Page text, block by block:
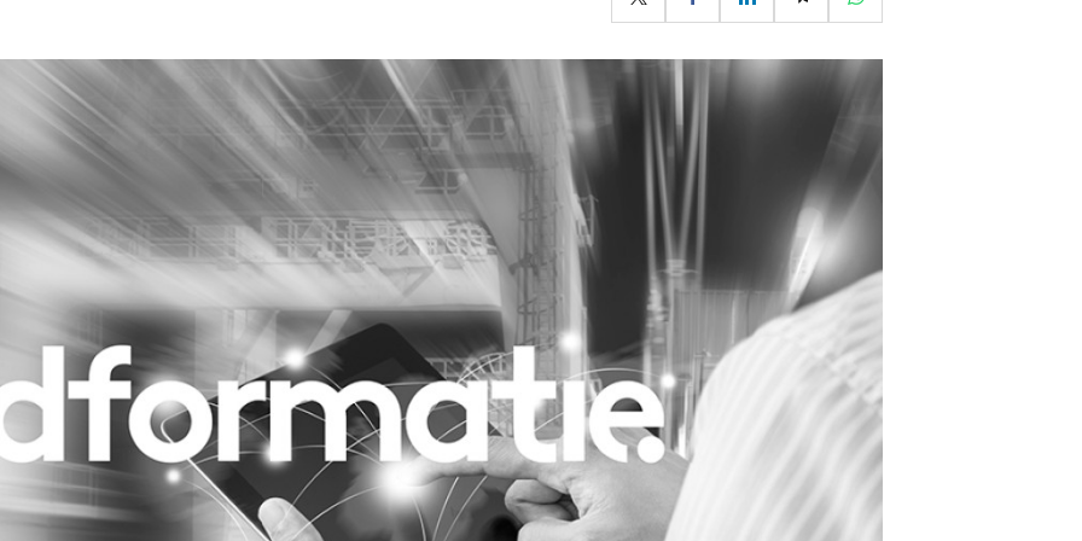
Reputatie & crisis